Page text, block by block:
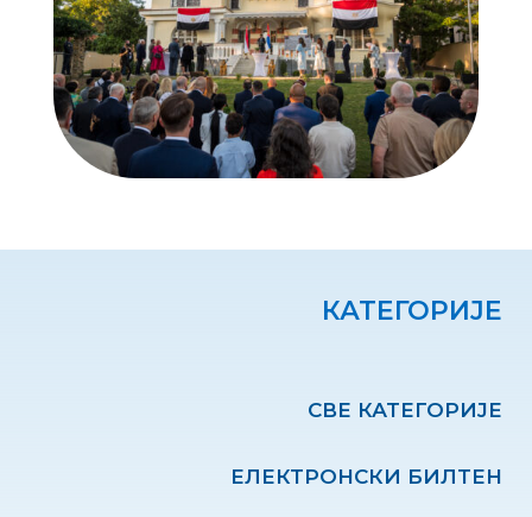
КАТЕГОРИЈЕ
СВЕ КАТЕГОРИЈЕ
ЕЛЕКТРОНСКИ БИЛТЕН